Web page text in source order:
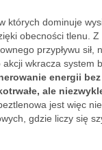
których dominuje
obecności tlenu. Z
przypływu sił,
wkracza system
energii
ale
jest więc
gdzie liczy się